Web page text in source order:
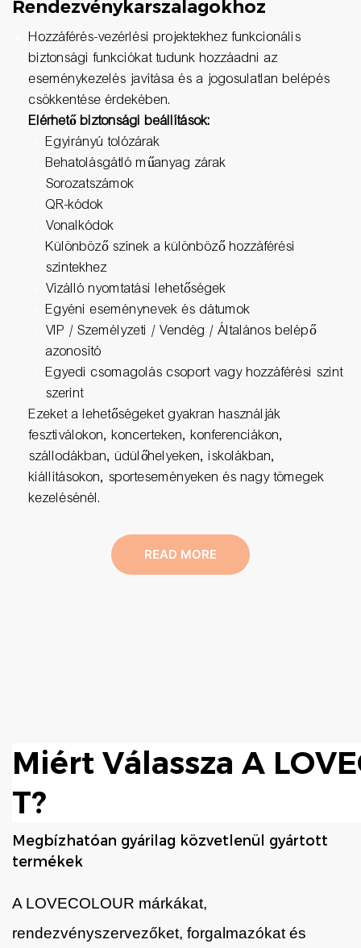
Rendezvénykarszalagokhoz
Hozzáférés-vezérlési projektekhez funkcionális
biztonsági funkciókat tudunk hozzáadni az
eseménykezelés javítása és a jogosulatlan belépés
csökkentése érdekében.
Elérhető biztonsági beállítások:
Egyirányú tolózárak
Behatolásgátló műanyag zárak
Sorozatszámok
QR-kódok
Vonalkódok
Különböző színek a különböző hozzáférési
szintekhez
Vízálló nyomtatási lehetőségek
Egyéni eseménynevek és dátumok
VIP / Személyzeti / Vendég / Általános belépő
azonosító
Egyedi csomagolás csoport vagy hozzáférési szint
szerint
Ezeket a lehetőségeket gyakran használják
fesztiválokon, koncerteken, konferenciákon,
szállodákban, üdülőhelyeken, iskolákban,
kiállításokon, sporteseményeken és nagy tömegek
kezelésénél.
READ MORE
Miért Válassza A
T?
Megbízhatóan gyárilag közvetlenül gyártott
termékek
A LOVECOLOUR márkákat,
rendezvényszervezőket, forgalmazókat és